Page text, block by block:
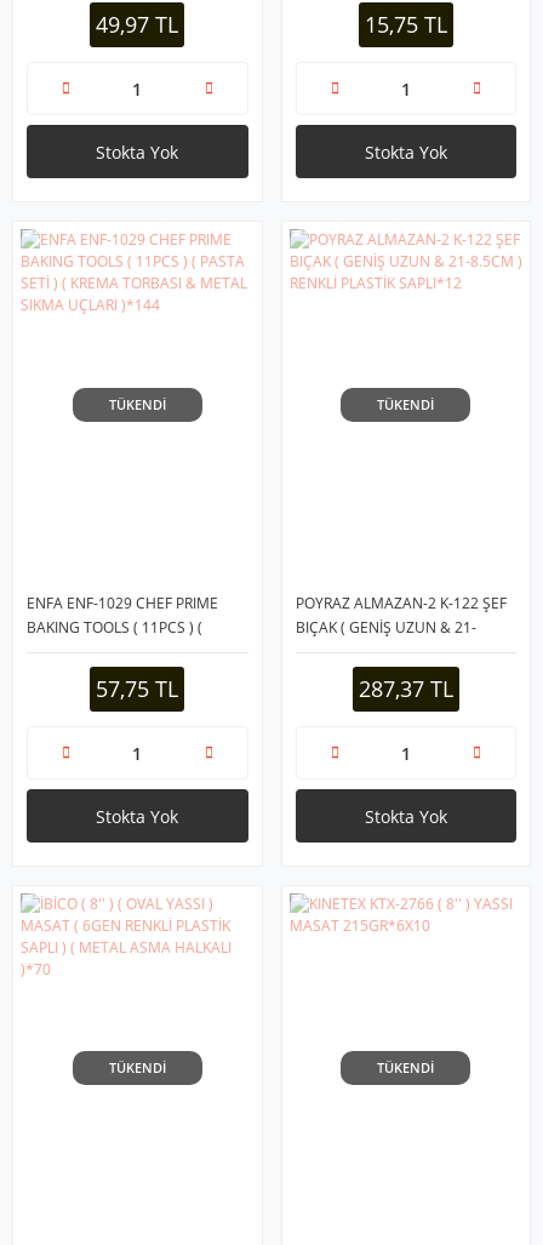
= 12CM ) ( TOPLAM UZUNLUK=
26.2CM )*36X449,97 TL
Stokta Yok
UZUNLUK= 23.4CM )*12X100
15,75 TL
Stokta Yok
TÜKENDİ
ENFA ENF-1029 CHEF PRIME
BAKING TOOLS ( 11PCS ) (
PASTA SETİ ) ( KREMA TORBASI
& METAL SIKMA UÇLARI )*144
57,75 TL
Stokta Yok
TÜKENDİ
POYRAZ ALMAZAN-2 K-122 ŞEF
BIÇAK ( GENİŞ UZUN & 21-
8.5CM ) RENKLİ PLASTİK
SAPLI*12 287,37 TL
Stokta Yok
TÜKENDİ TÜKENDİ